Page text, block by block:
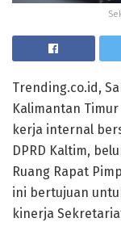
Trending.co.id,
Kalimantan
kerja internal
DPRD Kaltim,
Ruang Rapat
ini bertujuan
kinerja